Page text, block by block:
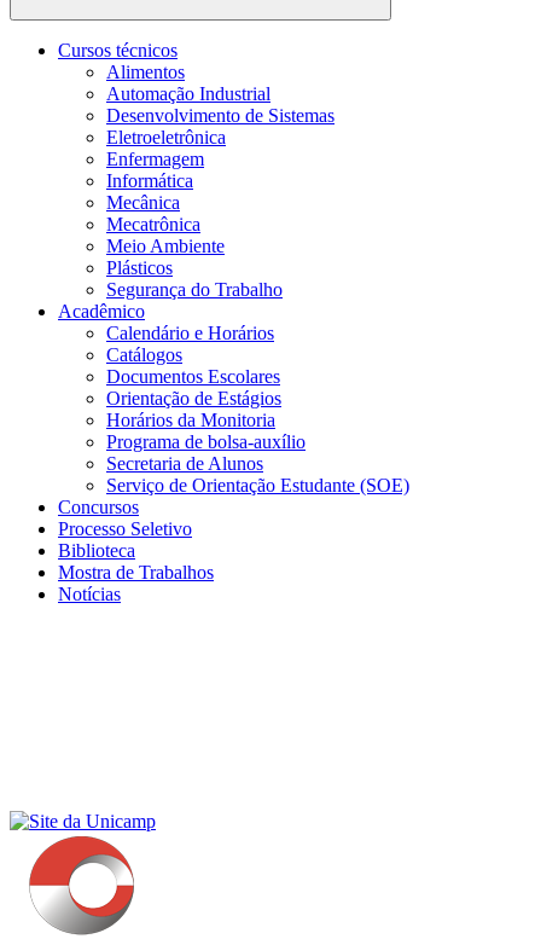
Buscar
Cursos técnicos
Alimentos
Automação Industrial
Desenvolvimento de Sistemas
Eletroeletrônica
Enfermagem
Informática
Mecânica
Mecatrônica
Meio Ambiente
Plásticos
Segurança do Trabalho
Acadêmico
Calendário e Horários
Catálogos
Documentos Escolares
Orientação de Estágios
Horários da Monitoria
Programa de bolsa-auxílio
Secretaria de Alunos
Serviço de Orientação Estudante (SOE)
Concursos
Processo Seletivo
Biblioteca
Mostra de Trabalhos
Notícias